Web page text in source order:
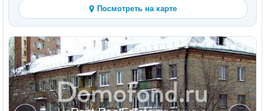
Посмотреть на карте